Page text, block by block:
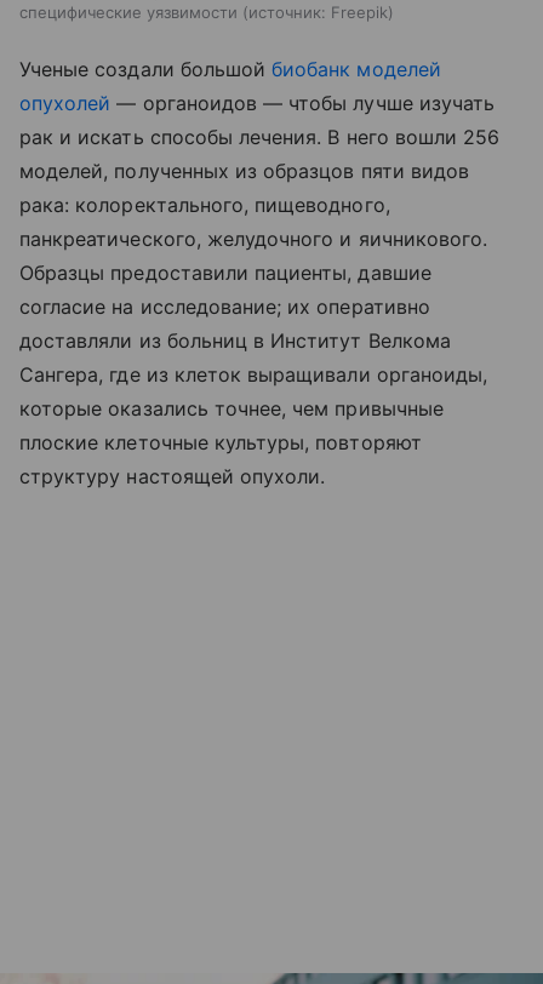
специфические уязвимости
источник: Freepik
Ученые создали большойбиобанк моделей
опухолей — органоидов — чтобы лучше изучать
рак и искать способы лечения. В него вошли 256
моделей, полученных из образцов пяти видов
рака: колоректального, пищеводного,
панкреатического, желудочного и яичникового.
Образцы предоставили пациенты, давшие
согласие на исследование; их оперативно
доставляли из больниц в Институт Велкома
Сангера, где из клеток выращивали органоиды,
которые оказались точнее, чем привычные
плоские клеточные культуры, повторяют
структуру настоящей опухоли.